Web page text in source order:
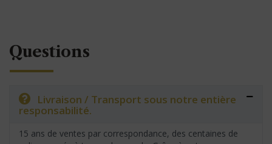
Questions
Livraison / Transport sous notre entière
responsabilité.
15 ans de ventes par correspondance, des centaines de